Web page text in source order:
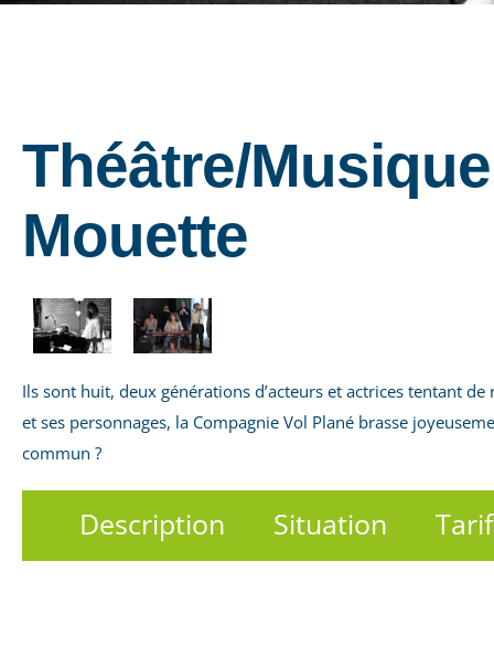
Théâtre/
Mouette
Ils sont huit, deux générations d’acteurs et actrices tentant
et ses personnages, la Compagnie Vol Plané brasse
commun ?
Description Situation